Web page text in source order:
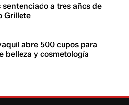
sentenciado a tres años de
Grillete
abre 500 cupos para
belleza y cosmetología